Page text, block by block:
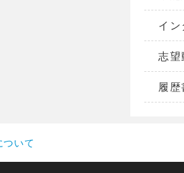
イン
志望
履歴
ついて